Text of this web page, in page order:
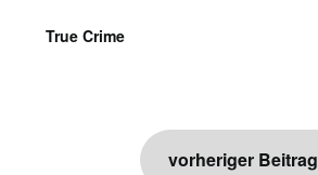
True Crime
Beitragsnavigation
vorheriger Beitrag